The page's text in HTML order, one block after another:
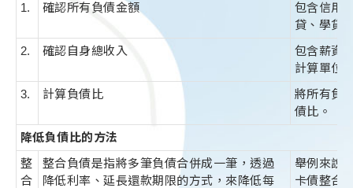
1. 確認所有負債金額
包含信用
貸、學貸
2.
確認自身總收入
包含薪資
計算單位
3.
計算負債比
將所有負
債比。
降低負債比的方法
整
合
整合負債是指將多筆負債合併成一筆，透過
降低利率、延長還款期限的方式，來降低每
舉例來說
卡債整合